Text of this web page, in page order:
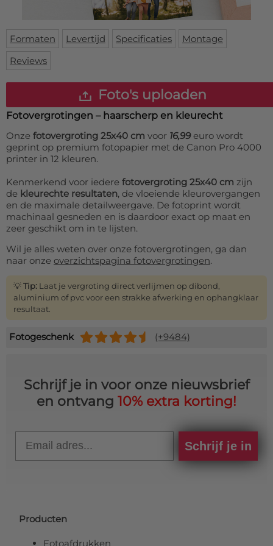
Skateboard deck
Inloggen
WhatsApp
Formaten Levertijd Specificaties
Montage
Reviews
Foto's uploaden
Fotovergrotingen – haarscherp en kleurecht
Onze fotovergroting 25x40 cm voor 16,99euro wordt
geprint op premium fotopapier met de Canon Pro 4000
printer in 12 kleuren.
Kenmerkend voor iedere fotovergroting 25x40 cm zijn
de kleurechte resultaten, de vloeiende kleurovergangen
en de maximale detailweergave. De fotoprint wordt
machinaal gesneden en is daardoor exact op maat en
zeer geschikt om in te lijsten.
Wil je alles weten over onze fotovergrotingen, ga dan
naar onze overzichtspagina fotovergrotingen.
💡Tip: Laat je vergroting direct verlijmen op dibond,
aluminium of pvc voor een strakke afwerking en ophangklaar
resultaat.
Fotogeschenk (+9484)
Schrijf je in voor onze nieuwsbrief
en ontvang 10% extra korting!
Schrijf je in
Producten
Fotoafdrukken